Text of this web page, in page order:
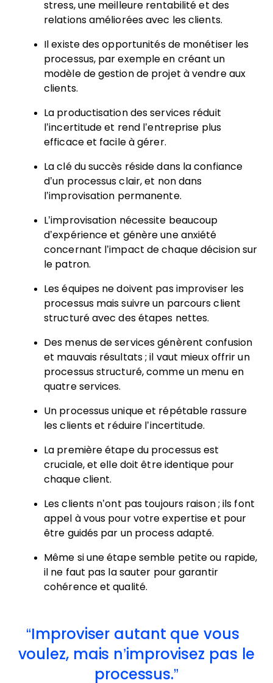
stress, une meilleure rentabilité et des
relations améliorées avec les clients.
Il existe des opportunités de monétiser les
processus, par exemple en créant un
modèle de gestion de projet à vendre aux
clients.
La productisation des services réduit
l’incertitude et rend l’entreprise plus
efficace et facile à gérer.
La clé du succès réside dans la confiance
d’un processus clair, et non dans
l’improvisation permanente.
L’improvisation nécessite beaucoup
d’expérience et génère une anxiété
concernant l’impact de chaque décision sur
le patron.
Les équipes ne doivent pas improviser les
processus mais suivre un parcours client
structuré avec des étapes nettes.
Des menus de services génèrent confusion
et mauvais résultats ; il vaut mieux offrir un
processus structuré, comme un menu en
quatre services.
Un processus unique et répétable rassure
les clients et réduire l’incertitude.
La première étape du processus est
cruciale, et elle doit être identique pour
chaque client.
Les clients n’ont pas toujours raison ; ils font
appel à vous pour votre expertise et pour
être guidés par un process adapté.
Même si une étape semble petite ou rapide,
il ne faut pas la sauter pour garantir
cohérence et qualité.
Improviser autant que vous
voulez, mais n’improvisez pas le
processus.